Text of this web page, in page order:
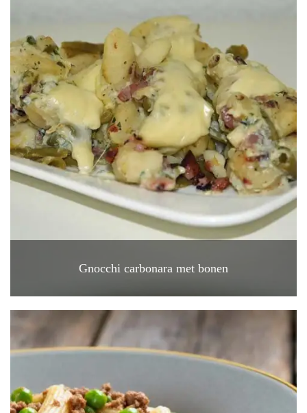
Gnocchi carbonara met bonen